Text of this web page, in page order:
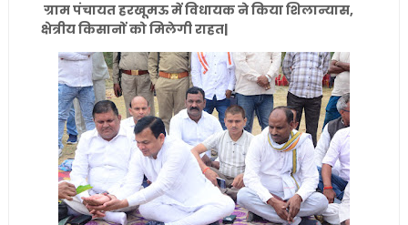
ग्राम पंचायत हरखूमऊ मेंविधायक ने किया शिलान्यास,
क्षेत्रीय किसानों को मिलेगी राहत|